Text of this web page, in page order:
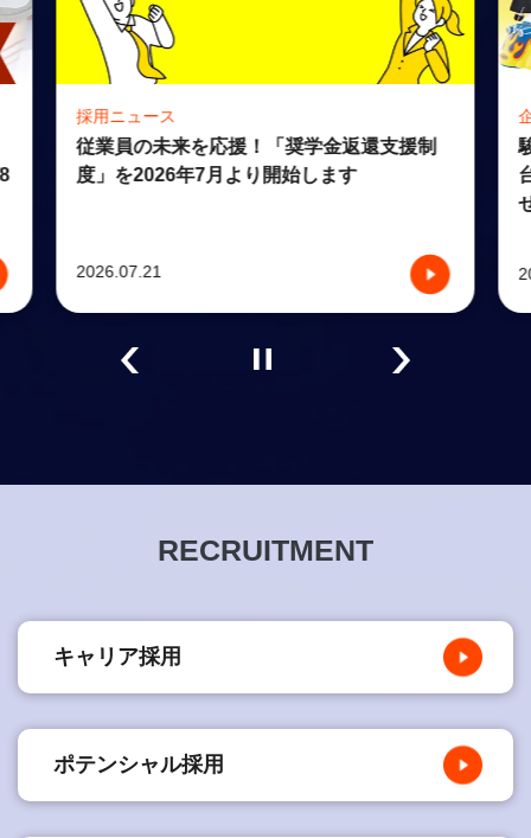
採用ニュース
従業員の未来を応援！「奨学金返還支援制
度」を2026年7月より開始します
2026.07.21
RECRUITMENT
キャリア採用
ポテンシャル採用